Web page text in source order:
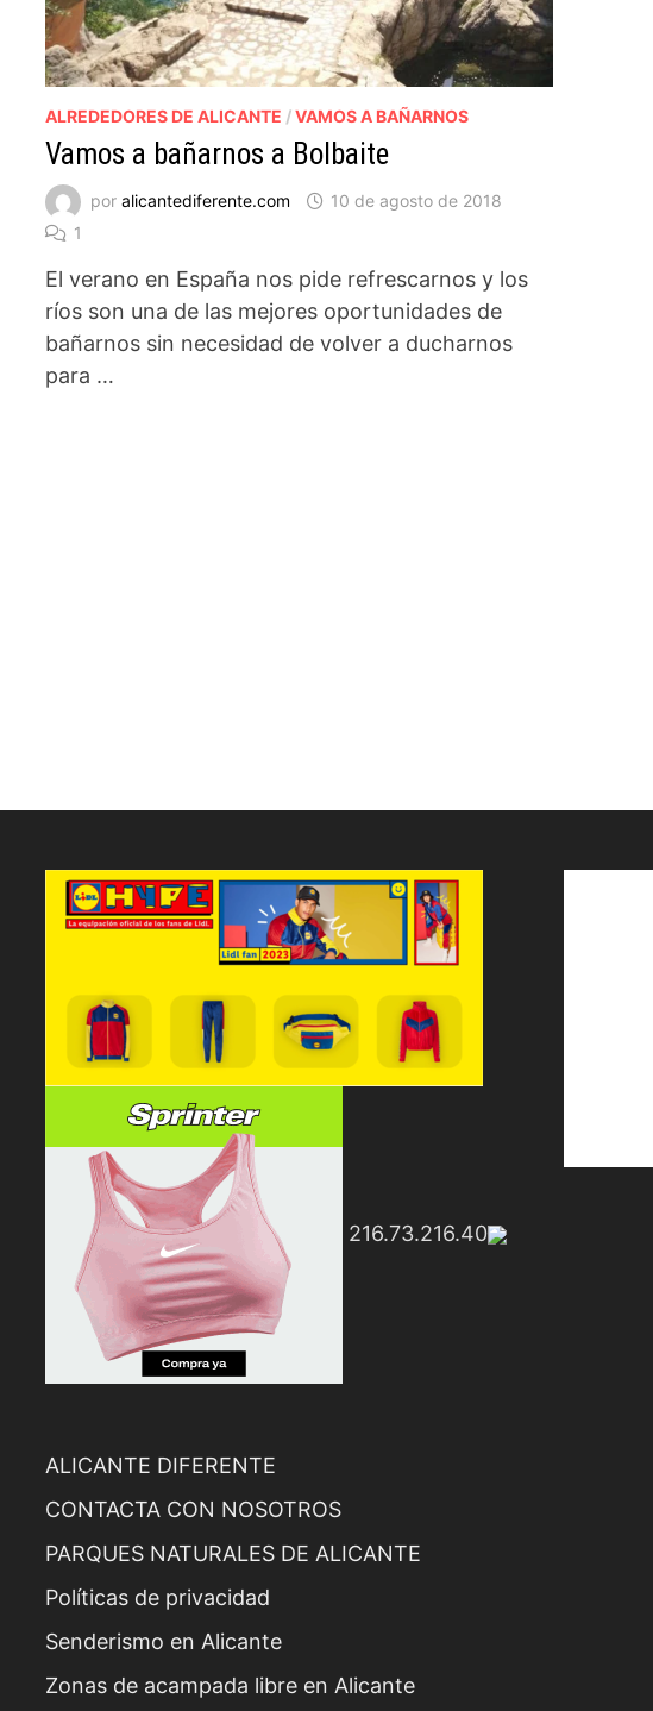
ALREDEDORES DE ALICANTE /VAMOS A BAÑARNOS
Vamos a bañarnos a Bolbaite
poralicantediferente.com
10 de agosto de 2018
1
El verano en España nos pide refrescarnos y los
ríos son una de las mejores oportunidades de
bañarnos sin necesidad de volver a ducharnos
para …
216.73.216.40
ALICANTE DIFERENTE
CONTACTA CON NOSOTROS
PARQUES NATURALES DE ALICANTE
Políticas de privacidad
Senderismo en Alicante
Zonas de acampada libre en Alicante